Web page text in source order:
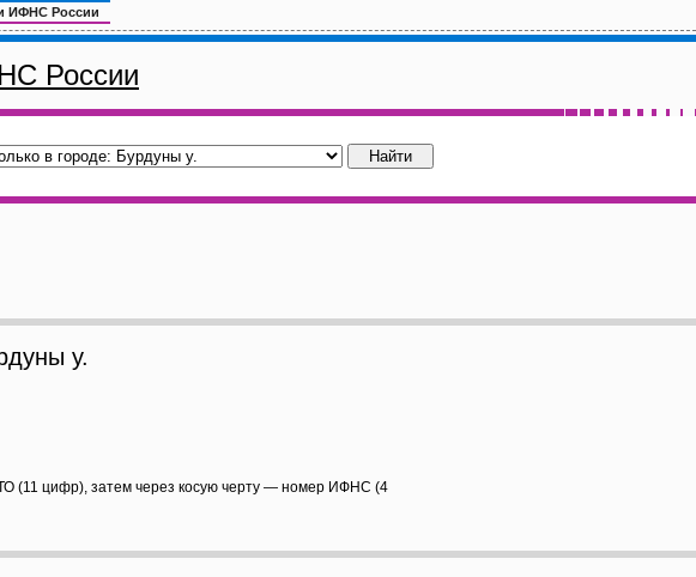
ИФНС России
России
у.
(11 цифр), затем через косую черту — номер ИФНС (4